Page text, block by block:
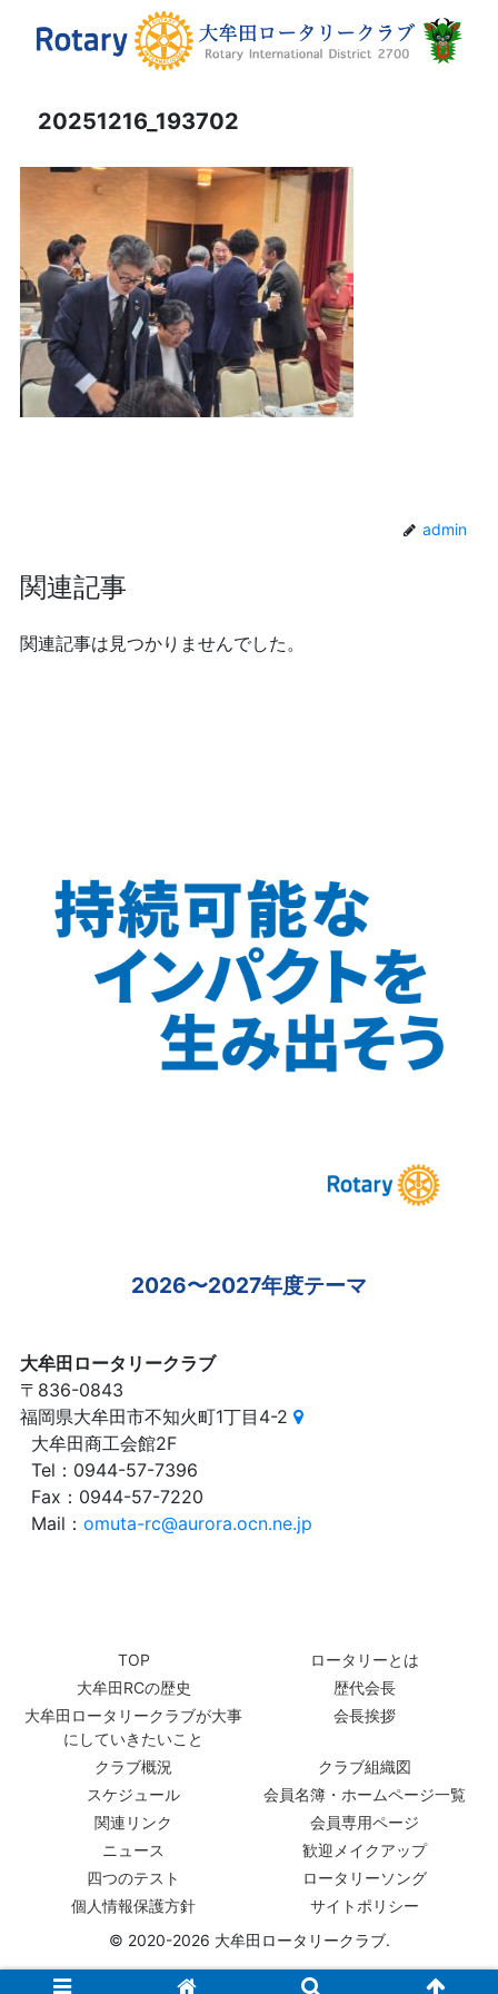
20251216_193702
admin
関連記事
関連記事は見つかりませんでした。
2026〜2027年度テーマ
大牟田ロータリークラブ
〒836-0843
福岡県大牟田市不知火町1丁目4-2
大牟田商工会館2F
Tel：0944-57-7396
Fax：0944-57-7220
Mail：omuta-rc@aurora.ocn.ne.jp
TOP
ロータリーとは
大牟田RCの歴史
歴代会長
大牟田ロータリークラブが大事
にしていきたいこと
会長挨拶
クラブ概況
クラブ組織図
スケジュール
会員名簿・ホームページ一覧
関連リンク
会員専用ページ
ニュース
歓迎メイクアップ
四つのテスト
ロータリーソング
個人情報保護方針
サイトポリシー
© 2020-2026 大牟田ロータリークラブ.